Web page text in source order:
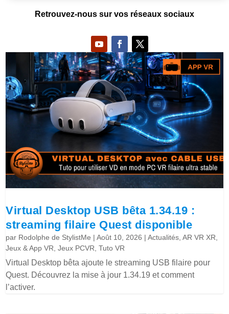
Retrouvez-nous sur vos réseaux sociaux
Virtual Desktop USB bêta 1.34.19 :
streaming filaire Quest disponible
par Rodolphe de StylistMe |Août 10, 2026 |Actualités ,AR VR XR
Jeux & App VR ,Jeux PCVR ,Tuto VR
Virtual Desktop bêta ajoute le streaming USB filaire pour
Quest. Découvrez la mise à jour 1.34.19 et comment
l’activer.